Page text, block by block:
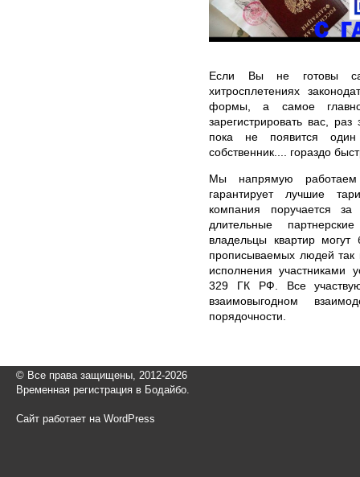
Если Вы не готовы
хитросплетениях
формы, а самое
зарегистрировать вас,
пока не появится
собственник.... гораздо
Мы напрямую работаем
гарантирует лучшие
компания поручается
длительные
владельцы квартир могут
прописываемых людей так
исполнения участниками
329 ГК РФ. Все
взаимовыгодном
порядочности.
© Все права защищены, 2012-2026
Временная регистрация в Бодайбо.
Сайт работает на WordPress